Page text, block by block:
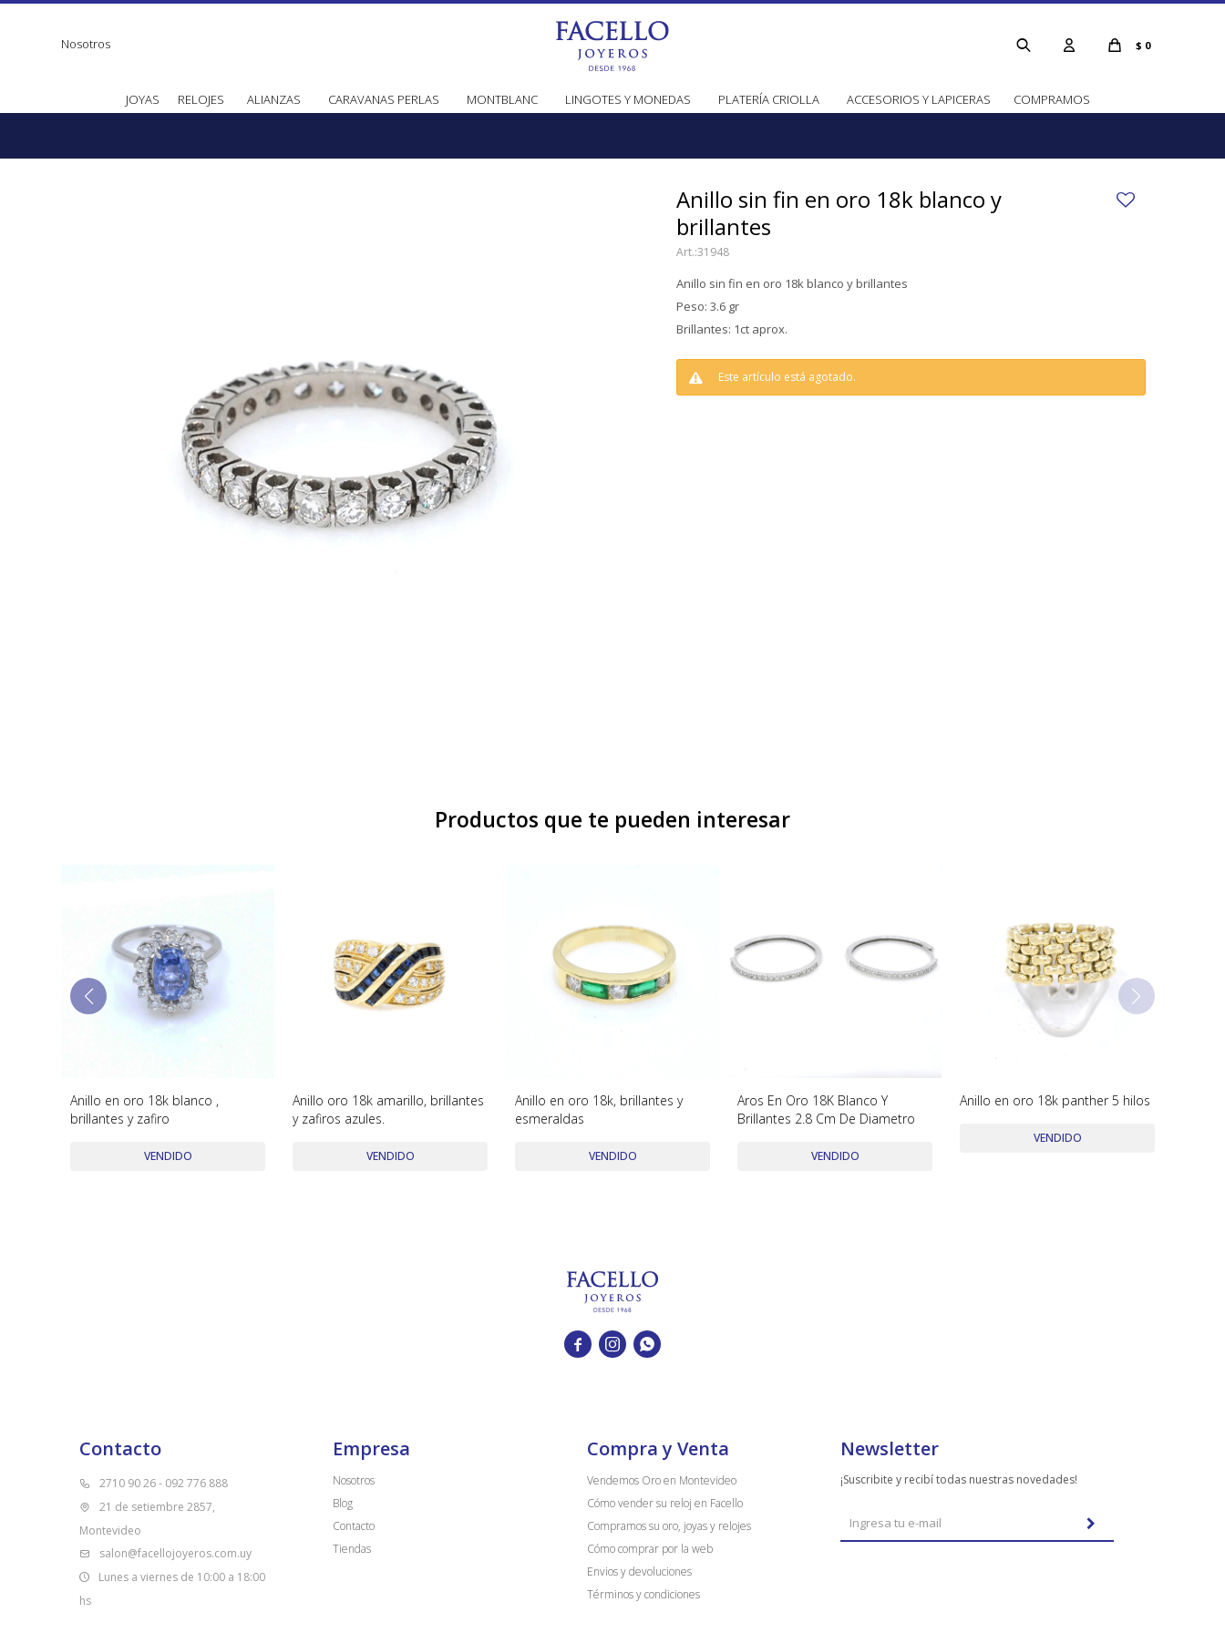
JOYAS RELOJES ALIANZAS CARAVANAS PERLAS MONTBLANC LINGOTES Y MONEDAS PLATERÍA CRIOLLA ACCESORIOS Y LAPICERAS COMPRAMOS
$ 0
Nosotros
Anillo sin fin en oro 18k blanco y
brillantes
31948
Anillo sin fin en oro 18k blanco y brillantes
Peso: 3.6 gr
Brillantes: 1ct aprox.
Este artículo está agotado.
Productos que te pueden interesar
Anillo en oro 18k blanco ,
brillantes y zafiro
VENDIDO
Anillo oro 18k amarillo, brillantes
y zafiros azules.
VENDIDO
Anillo en oro 18k, brillantes y
esmeraldas
VENDIDO
Aros En Oro 18K Blanco Y
Brillantes 2.8 Cm De Diametro
VENDIDO
Anillo en oro 18k panther 5 hilos
VENDIDO
  
Contacto
2710 90 26 - 092 776 888
21 de setiembre 2857,
Montevideo
salon@facellojoyeros.com.uy
Lunes a viernes de 10:00 a 18:00
hs
Empresa
Nosotros
Blog
Contacto
Tiendas
Compra y Venta
Vendemos Oro en Montevideo
Cómo vender su reloj en Facello
Compramos su oro, joyas y relojes
Cómo comprar por la web
Envios y devoluciones
Términos y condiciones
Newsletter
¡Suscribite y recibí todas nuestras novedades!